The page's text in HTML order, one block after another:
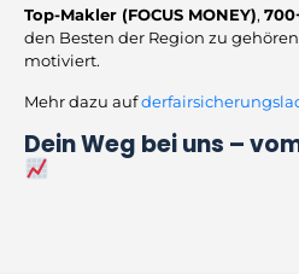
Top-Makler (FOCUS MONEY),
den Besten der Region zu
motiviert.
Mehr dazu auf
Dein Weg bei uns –